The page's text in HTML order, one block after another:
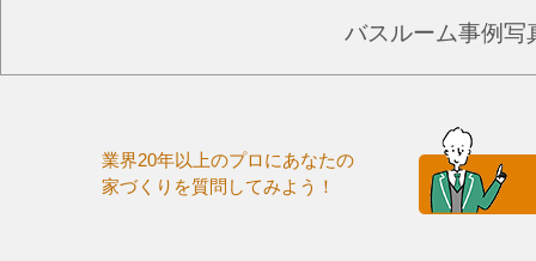
バスルーム事例写
業界20年以上のプロにあなたの
家づくりを質問してみよう！